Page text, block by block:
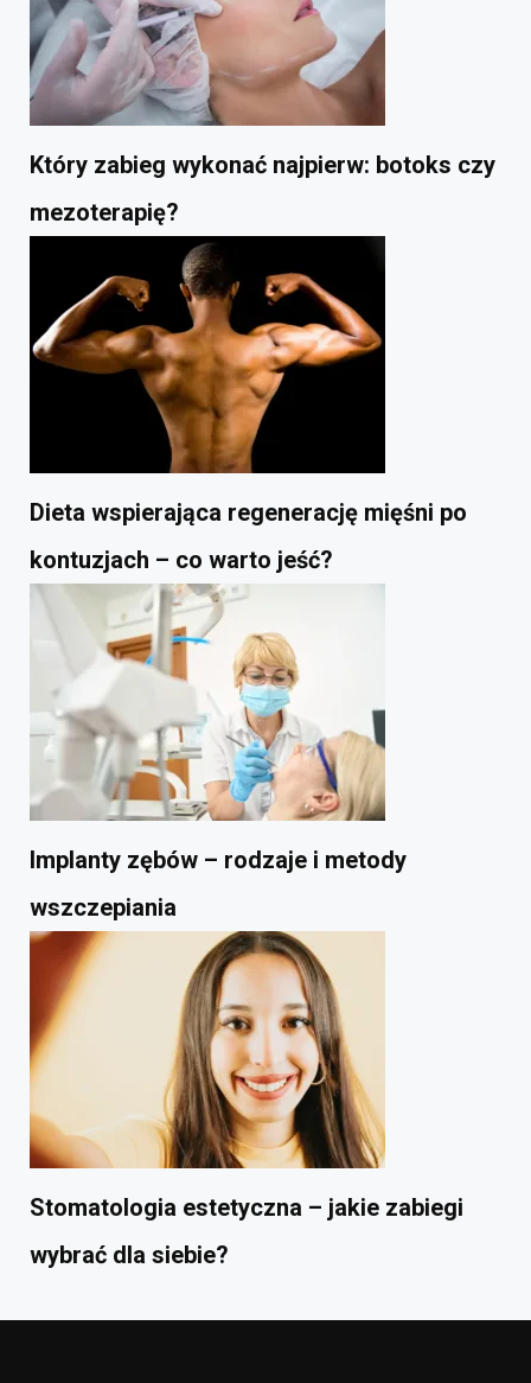
Który zabieg wykonać najpierw: botoks czy
mezoterapię?
Dieta wspierająca regenerację mięśni po
kontuzjach – co warto jeść?
Implanty zębów – rodzaje i metody
wszczepiania
Stomatologia estetyczna – jakie zabiegi
wybrać dla siebie?